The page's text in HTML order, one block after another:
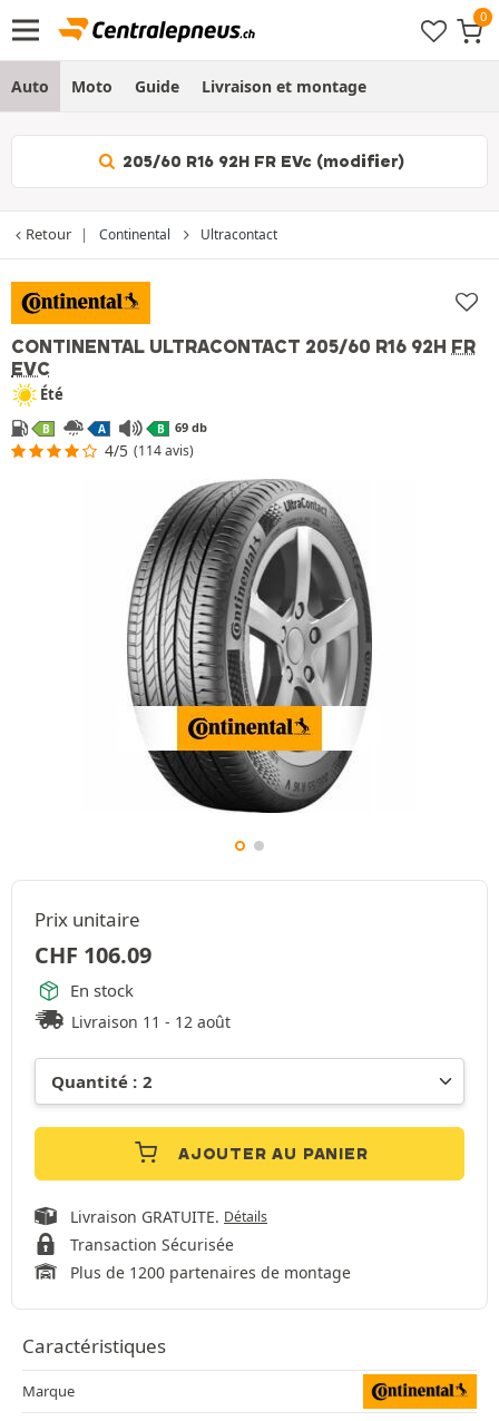
Auto Moto Guide Livraison et montage
205/60 R16 92H FR EVc (modifier)
Retour Continental Ultracontact
CONTINENTAL ULTRACONTACT 205/60 R16 92H FR
EVC
Été
B A B 69 db
4/5 (114 avis)
Prix unitaire
CHF 106.09
En stock
Livraison 11 - 12 août
AJOUTER AU PANIER
Livraison GRATUITE. Détails
Transaction Sécurisée
Plus de 1200 partenaires de montage
Caractéristiques
Marque